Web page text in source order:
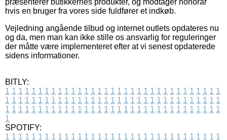
præsenterer butikkernes produkter, og modtager honorar
hvis en bruger fra vores side fuldfører et indkøb.
Vejledning angående tilbud og internet outlets opdateres nu
og da, men man kan ikke stille os ansvarlig for reguleringer
der måtte være implementeret efter at vi senest opdaterede
sidens informationer.
BITLY:
1 1 1 1 1 1 1 1 1 1 1 1 1 1 1 1 1 1 1 1 1 1 1 1 1 1 1 1 1 1 1 1 1
1 1 1 1 1 1 1 1 1 1 1 1 1 1 1 1 1 1 1 1 1 1 1 1 1 1 1 1 1 1 1 1 1
1 1 1 1 1 1 1 1 1 1 1 1 1 1 1 1 1 1 1 1 1 1 1 1 1 1 1 1 1 1 1 1 1
1
SPOTIFY:
1 1 1 1 1 1 1 1 1 1 1 1 1 1 1 1 1 1 1 1 1 1 1 1 1 1 1 1 1 1 1 1 1